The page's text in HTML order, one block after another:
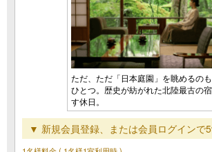
ただ、ただ「日本庭園」を眺めるの
ひとつ。歴史が紡がれた北陸最古の
す休日。
▼ 新規会員登録、または会員ログインで